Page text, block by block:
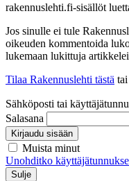
rakennuslehti.fi-sisällöt
Jos sinulle ei tule
oikeuden kommentoida
lukemaan lukittuja
Tilaa Rakennuslehti tästä
Sähköposti tai
Salasana
Kirjaudu sisään
Muista minut
Unohditko
Sulje